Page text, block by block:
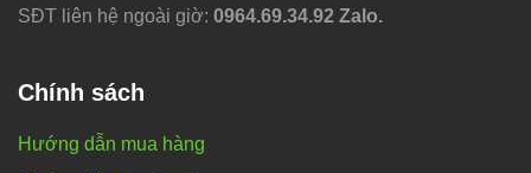
SĐT liên hệ ngoài giờ: 0964.69.34.92 Zalo.
Chính sách
Hướng dẫn mua hàng